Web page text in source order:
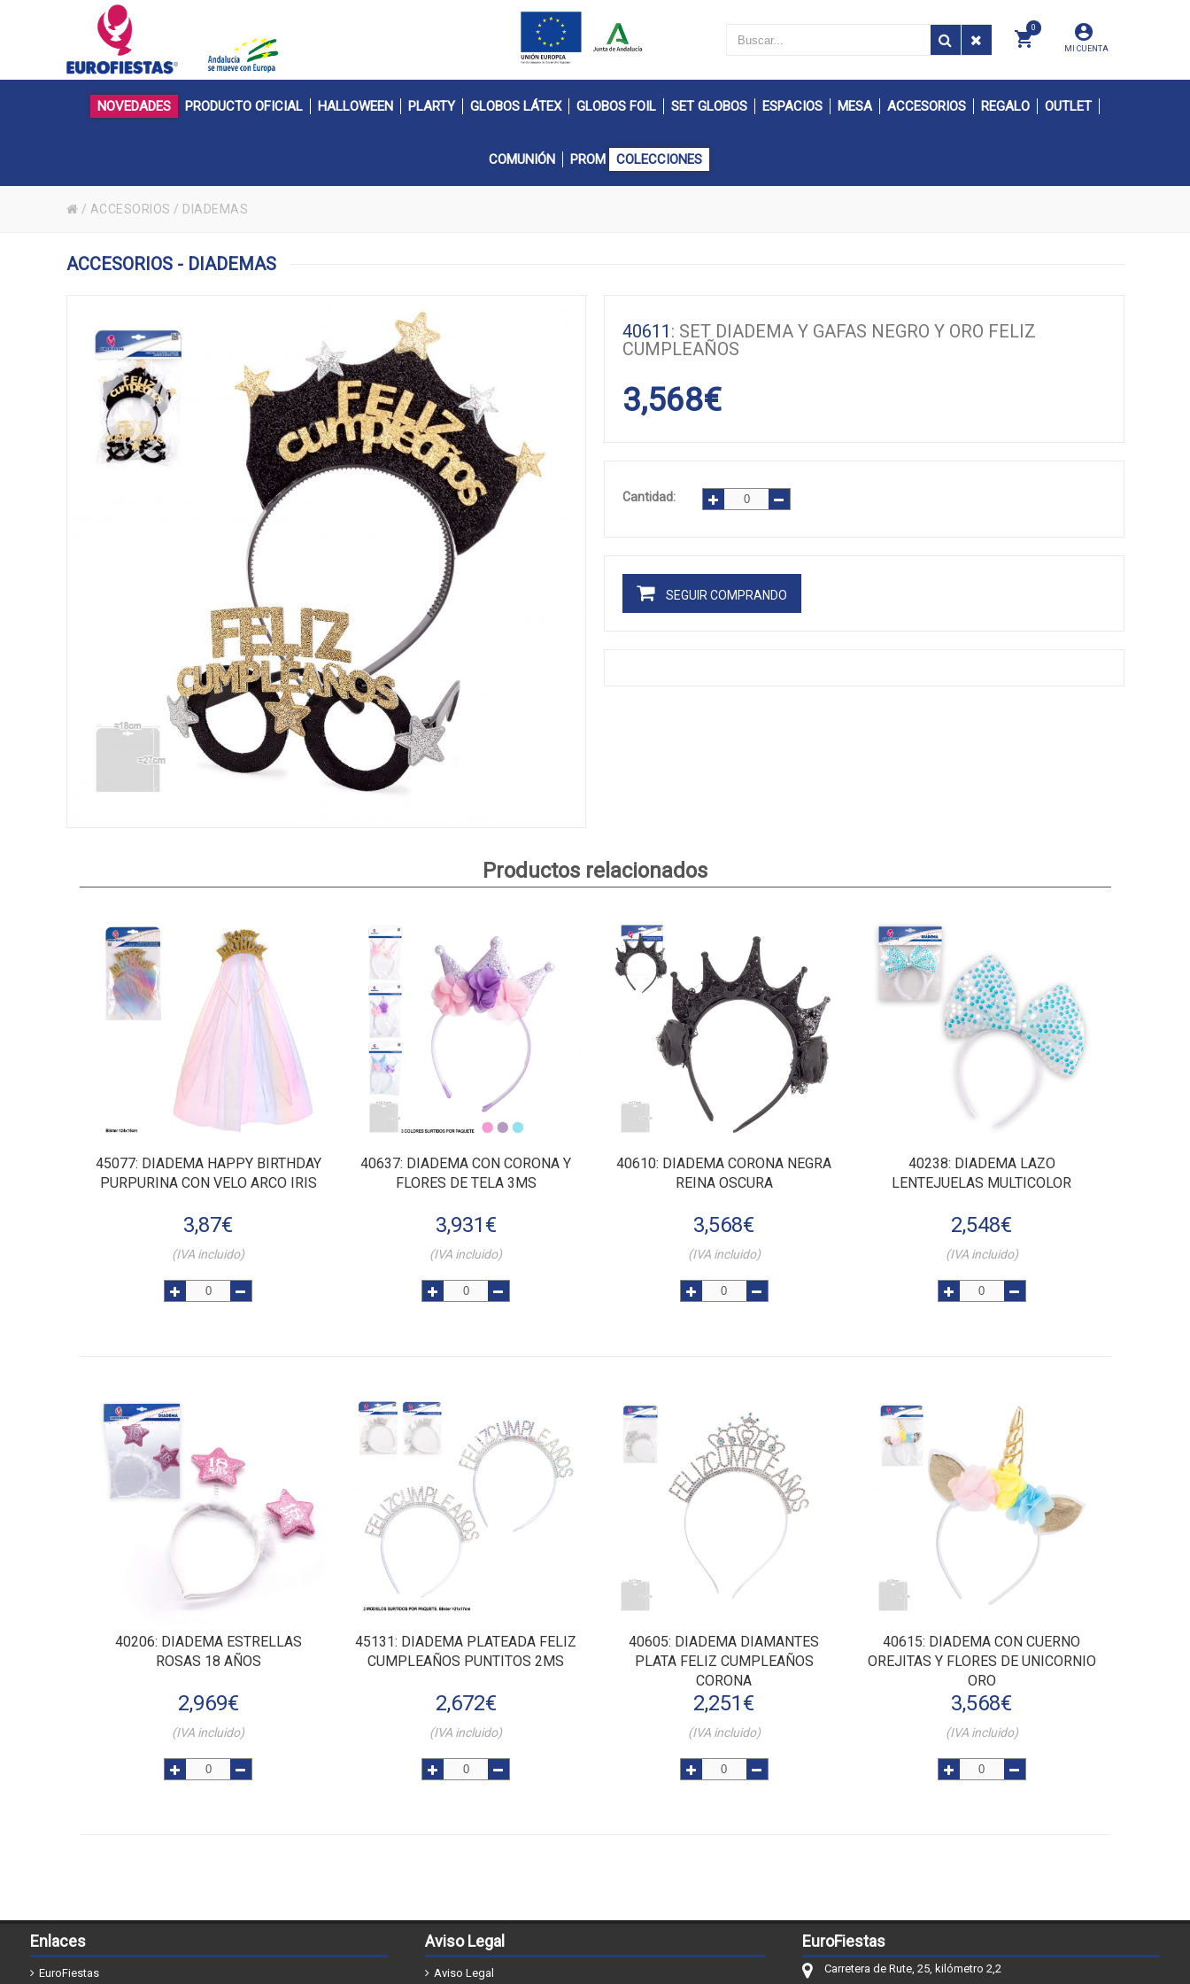
MI CUENTA
0
NOVEDADES PRODUCTO OFICIAL HALLOWEEN PLARTY GLOBOS LÁTEX GLOBOS FOIL SET GLOBOS ESPACIOS MESA ACCESORIOS REGALO OUTLET
COMUNIÓN PROM COLECCIONES
/ ACCESORIOS / DIADEMAS
ACCESORIOS - DIADEMAS
40611 : SET DIADEMA Y GAFAS NEGRO Y ORO FELIZ
CUMPLEAÑOS
3,568€
Cantidad:
SEGUIR COMPRANDO
Productos relacionados
45077: DIADEMA HAPPY BIRTHDAY
PURPURINA CON VELO ARCO IRIS
3,87€
(IVA incluido)
40637: DIADEMA CON CORONA Y
FLORES DE TELA 3MS
3,931€
(IVA incluido)
40610: DIADEMA CORONA NEGRA
REINA OSCURA
3,568€
(IVA incluido)
40238: DIADEMA LAZO
LENTEJUELAS MULTICOLOR
2,548€
(IVA incluido)
40206: DIADEMA ESTRELLAS
ROSAS 18 AÑOS
2,969€
(IVA incluido)
45131: DIADEMA PLATEADA FELIZ
CUMPLEAÑOS PUNTITOS 2MS
2,672€
(IVA incluido)
40605: DIADEMA DIAMANTES
PLATA FELIZ CUMPLEAÑOS
CORONA
2,251€
(IVA incluido)
40615: DIADEMA CON CUERNO
OREJITAS Y FLORES DE UNICORNIO
ORO
3,568€
(IVA incluido)
Enlaces
EuroFiestas
Aviso Legal
Aviso Legal
EuroFiestas
Carretera de Rute, 25, kilómetro 2,2